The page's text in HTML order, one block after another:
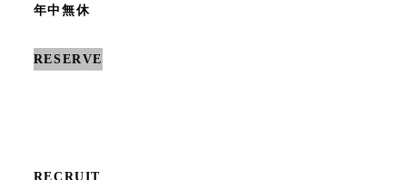
年中無休
RESERVE
RECRUIT